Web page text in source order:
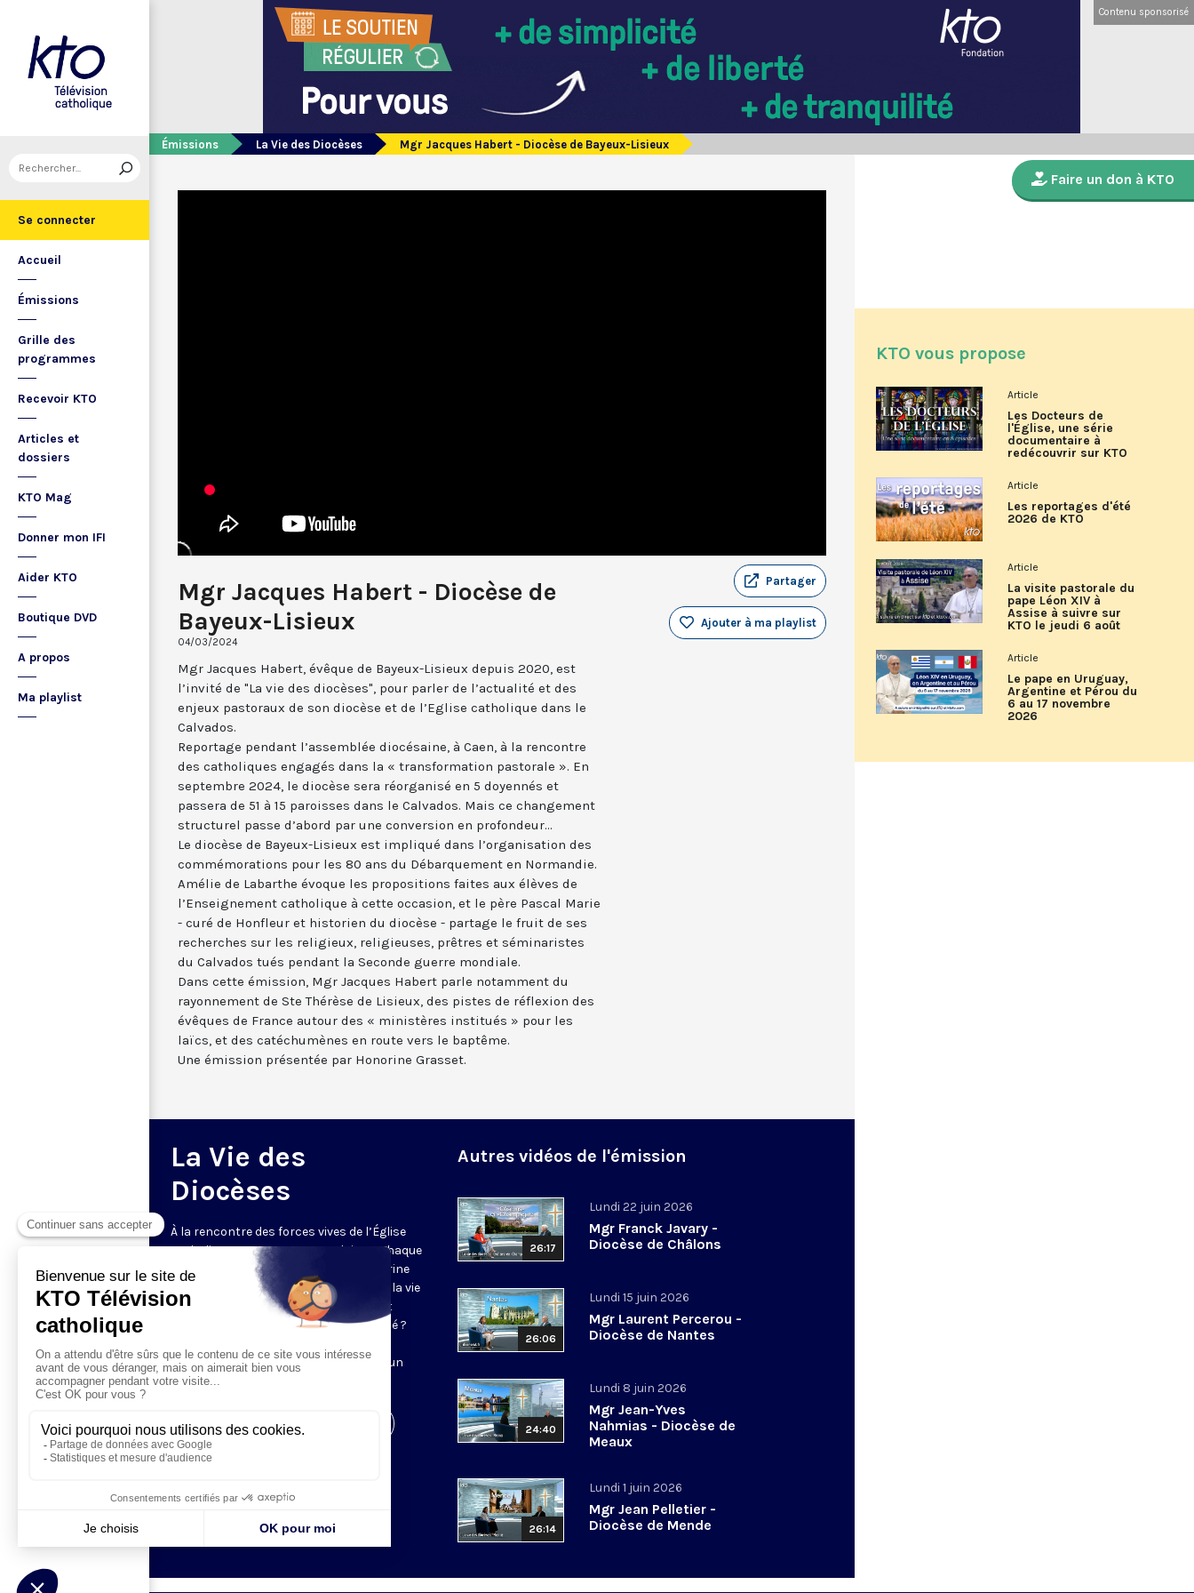
Se connecter
Accueil
Émissions
Grille des
programmes
Recevoir KTO
Articles et
dossiers
KTO Mag
Donner mon IFI
Aider KTO
Boutique DVD
A propos
Ma playlist
Contenu sponsorisé
Émissions La Vie des Diocèses Mgr Jacques Habert - Diocèse de Bayeux-Lisieux
Mgr Jacques Habert - Diocèse de
Bayeux-Lisieux
04/03/2024
Partager
Ajouter à ma playlist
Mgr Jacques Habert, évêque de Bayeux-Lisieux depuis 2020, est
l’invité de "La vie des diocèses", pour parler de l’actualité et des
enjeux pastoraux de son diocèse et de l’Eglise catholique dans le
Calvados.
Reportage pendant l’assemblée diocésaine, à Caen, à la rencontre
des catholiques engagés dans la « transformation pastorale ». En
septembre 2024, le diocèse sera réorganisé en 5 doyennés et
passera de 51 à 15 paroisses dans le Calvados. Mais ce changement
structurel passe d’abord par une conversion en profondeur...
Le diocèse de Bayeux-Lisieux est impliqué dans l’organisation des
commémorations pour les 80 ans du Débarquement en Normandie.
Amélie de Labarthe évoque les propositions faites aux élèves de
l’Enseignement catholique à cette occasion, et le père Pascal Marie
- curé de Honfleur et historien du diocèse - partage le fruit de ses
recherches sur les religieux, religieuses, prêtres et séminaristes
du Calvados tués pendant la Seconde guerre mondiale.
Dans cette émission, Mgr Jacques Habert parle notamment du
rayonnement de Ste Thérèse de Lisieux, des pistes de réflexion des
évêques de France autour des « ministères institués » pour les
laïcs, et des catéchumènes en route vers le baptême.
Une émission présentée par Honorine Grasset.
La Vie des
Diocèses
À la rencontre des forces vives de l’Église
catholique en France et en Belgique. Chaque
semaine, un évêque est reçu par Honorine
Grasset pour remettre en perspective la vie
et l’actualité de son diocèse. Comment
l’Evangile est-il concrètement annoncé ?
Reportages et interviews nourrissent un
échange franc et direct.
Visiter la page de l'émission
Autres vidéos de l'émission
26:17
Lundi 22 juin 2026
Mgr Franck Javary -
Diocèse de Châlons
26:06
Lundi 15 juin 2026
Mgr Laurent Percerou -
Diocèse de Nantes
24:40
Lundi 8 juin 2026
Mgr Jean-Yves
Nahmias - Diocèse de
Meaux
26:14
Lundi 1 juin 2026
Mgr Jean Pelletier -
Diocèse de Mende
Faire un don à KTO
KTO vous propose
Article
Les Docteurs de
l'Église, une série
documentaire à
redécouvrir sur KTO
Article
Les reportages d'été
2026 de KTO
Article
La visite pastorale du
pape Léon XIV à
Assise à suivre sur
KTO le jeudi 6 août
Article
Le pape en Uruguay,
Argentine et Pérou du
6 au 17 novembre
2026